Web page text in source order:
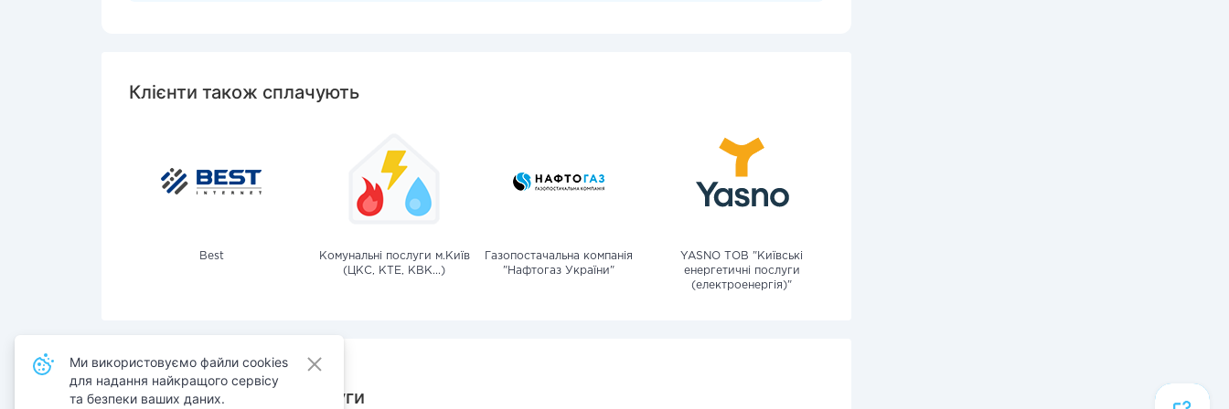
Клієнти також сплачують
Best
Комунальні послуги м.Київ
(ЦКС, КТЕ, КВК...)
Газопостачальна компанія
"Нафтогаз України"
YASNO ТОВ "Київські
енергетичні послуги
(електроенергія)"
Також сплачують послуги
Ми використовуємо файли cookies
для надання найкращого сервісу
та безпеки ваших даних.